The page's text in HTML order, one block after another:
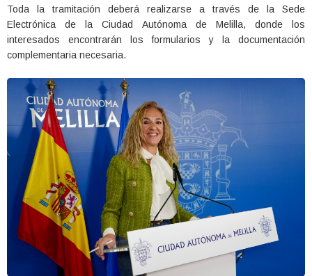
Toda la tramitación deberá realizarse a través de la Sede
Electrónica de la Ciudad Autónoma de Melilla, donde los
interesados encontrarán los formularios y la documentación
complementaria necesaria.